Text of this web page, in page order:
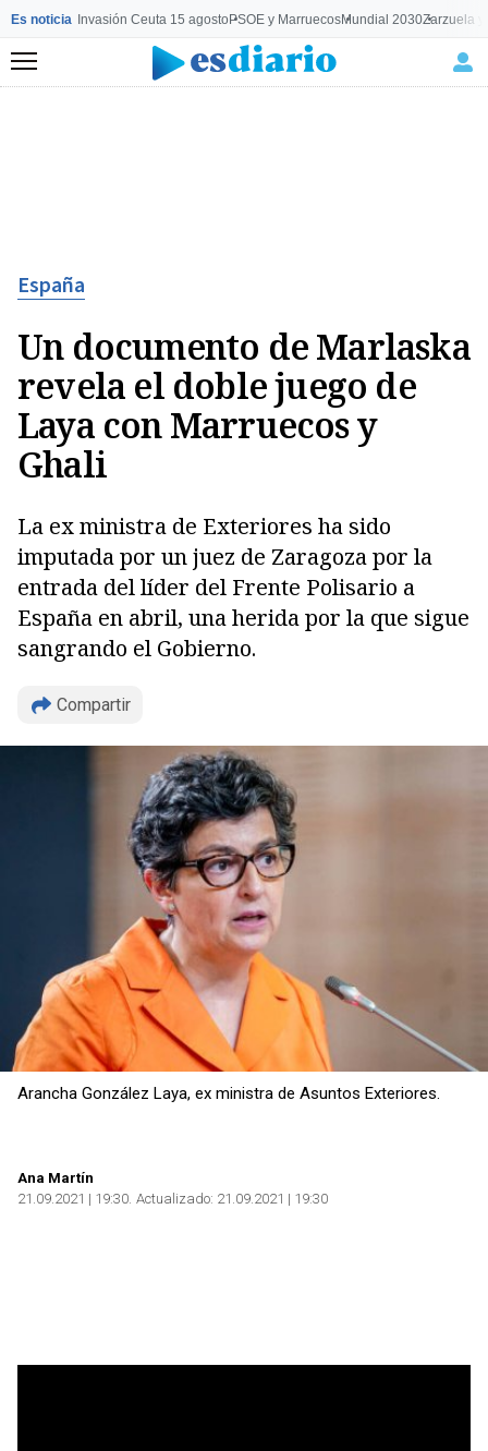
Es noticia Invasión Ceuta 15 agostoPSOE y MarruecosMundial 2030Zarzuela
Menú
España
Un documento de Marlaska
revela el doble juego de
Laya con Marruecos y
Ghali
La ex ministra de Exteriores ha sido
imputada por un juez de Zaragoza por la
entrada del líder del Frente Polisario a
España en abril, una herida por la que sigue
sangrando el Gobierno.
Compartir
Copiar
Arancha González Laya, ex ministra de Asuntos Exteriores.
Ana Martín
21.09.2021 | 19:30 Actualizado: 21.09.2021 | 19:30